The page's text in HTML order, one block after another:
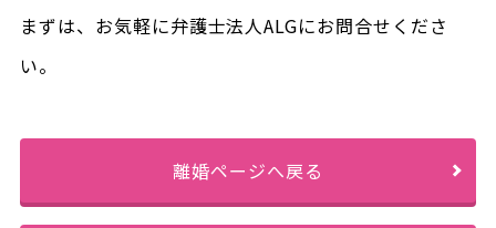
まずは、お気軽に弁護士法人ALGにお問合せくださ
い。
離婚ページへ戻る